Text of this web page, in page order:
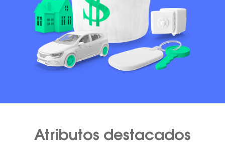
Atributos destacados